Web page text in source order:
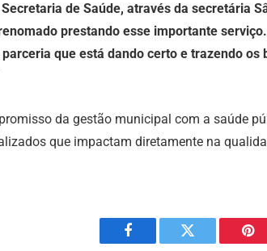
de Saúde, através da secretária
prestando esse importante
que está dando certo e trazendo
da gestão municipal com a saúde
que impactam diretamente na
Facebook Twitter